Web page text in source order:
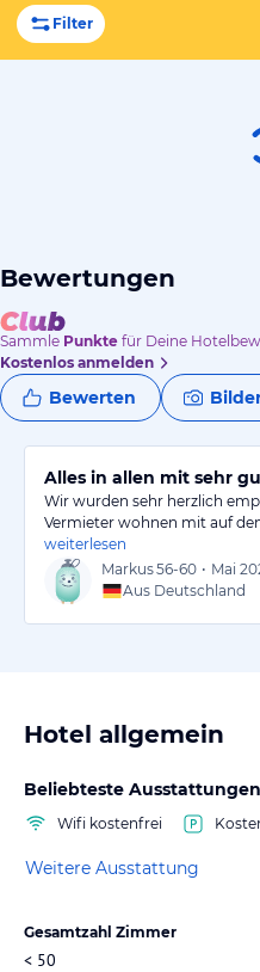
Filter
Bewertungen
Sammle Punkte für Deine
Kostenlos anmelden
Bewerten
Alles in allen mit sehr
Wir wurden sehr herzlich
Vermieter wohnen mit auf
weiterlesen
Markus56-60 • Mai
Aus Deutschland
Hotel allgemein
Beliebteste
Wifi kostenfrei
Weitere Ausstattung
Gesamtzahl Zimmer
< 50